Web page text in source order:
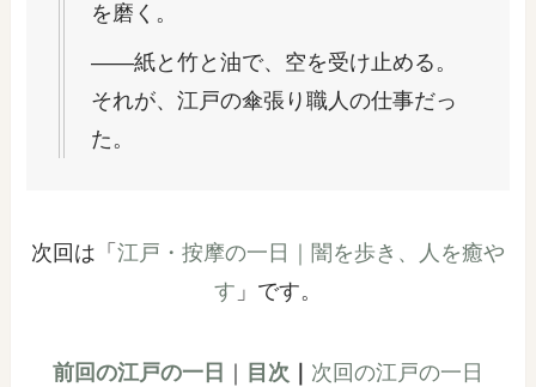
を磨く。
――紙と竹と油で、空を受け止める。
それが、江戸の傘張り職人の仕事だっ
た。
次回は「 江戸・按摩の一日｜闇を歩き、人を癒や
す 」です。
前回の江戸の一日 ｜ 目次 次回の江戸の一日